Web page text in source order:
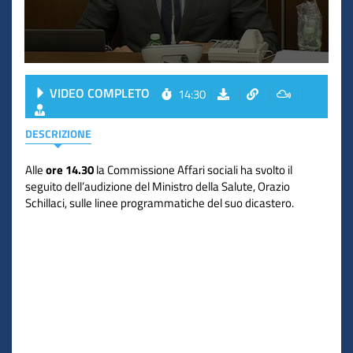
VIDEO COMPLETO 14:30
DESCRIZIONE
Alleore 14.30la Commissione Affari sociali ha svolto il
seguito dell’audizione del Ministro della Salute, Orazio
Schillaci, sulle linee programmatiche del suo dicastero.